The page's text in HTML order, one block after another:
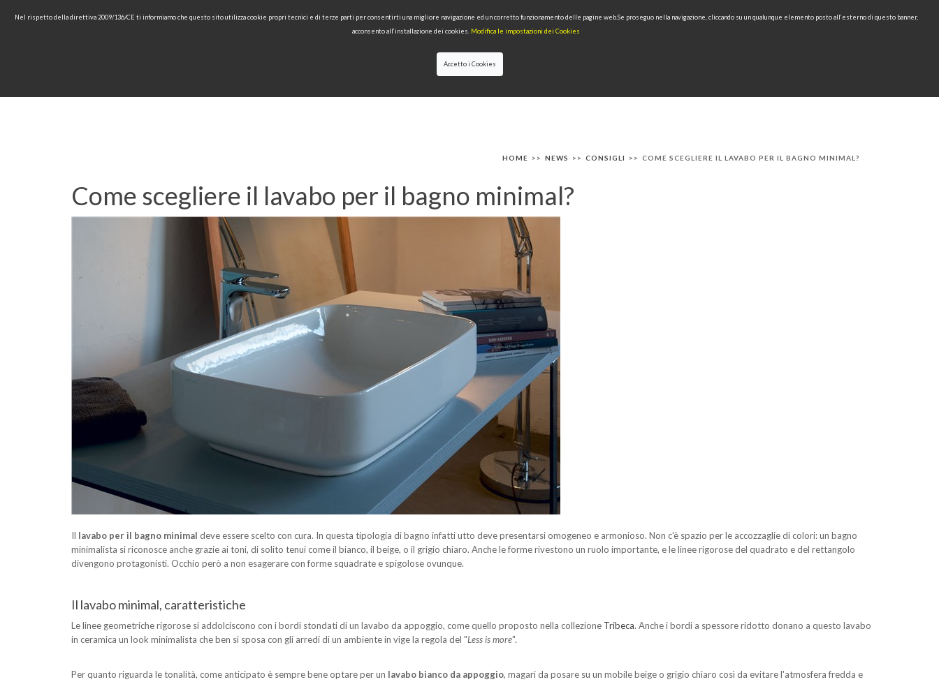
RU
HOME >> NEWS >> CONSIGLI >> COME SCEGLIERE IL LAVABO PER IL BAGNO MINIMAL?
Come scegliere il lavabo per il bagno minimal?
Il lavabo per il bagno minimal deve essere scelto con cura. In questa tipologia di bagno infatti utto deve presentarsi omogeneo e armonioso. Non c'è spazio per le accozzaglie di colori: un bagno
minimalista si riconosce anche grazie ai toni, di solito tenui come il bianco, il beige, o il grigio chiaro. Anche le forme rivestono un ruolo importante, e le linee rigorose del quadrato e del rettangolo
divengono protagonisti. Occhio però a non esagerare con forme squadrate e spigolose ovunque.
Il lavabo minimal, caratteristiche
Le linee geometriche rigorose si addolciscono con i bordi stondati di un lavabo da appoggio, come quello proposto nella collezione Tribeca. Anche i bordi a spessore ridotto donano a questo lavabo
in ceramica un look minimalista che ben si sposa con gli arredi di un ambiente in vige la regola del "Less is more".
Per quanto riguarda le tonalità, come anticipato è sempre bene optare per un lavabo bianco da appoggio, magari da posare su un mobile beige o grigio chiaro così da evitare l'atmosfera fredda e
Nel rispetto della direttiva 2009/136/CE ti informiamo che questo sito utilizza cookie propri tecnici e di terze parti per consentirti una migliore navigazione ed un corretto funzionamento delle pagine web.Se proseguo nella navigazione, cliccando su un qualunque elemento posto all’esterno di questo banner,
acconsento all’installazione dei cookies. Modifica le impostazioni dei Cookies
Accetto i Cookies